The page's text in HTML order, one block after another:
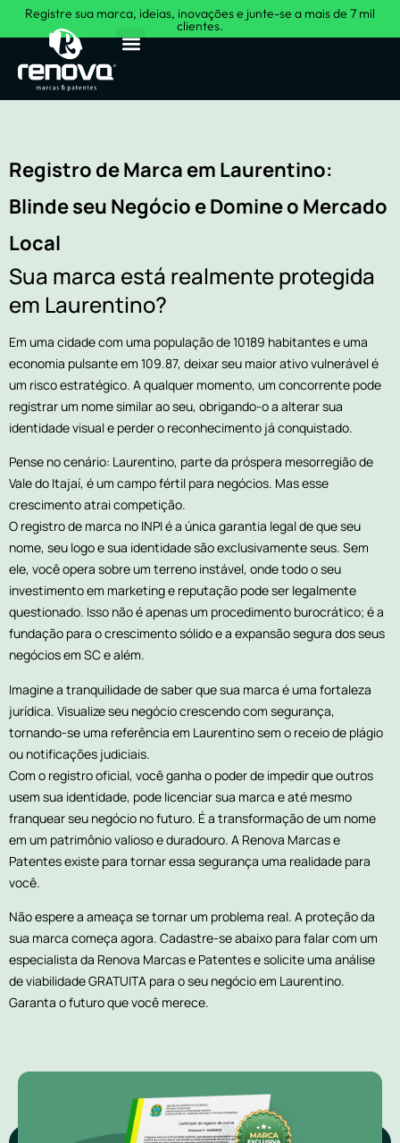
Registre sua marca, ideias, inovações e junte-se a mais de 7 mil
clientes.
Registro de Marca em Laurentino:
Blinde seu Negócio e Domine o Mercado
Local
Sua marca está realmente protegida
em Laurentino?
Em uma cidade com uma população de 10189 habitantes e uma
economia pulsante em 109.87, deixar seu maior ativo vulnerável é
um risco estratégico. A qualquer momento, um concorrente pode
registrar um nome similar ao seu, obrigando-o a alterar sua
identidade visual e perder o reconhecimento já conquistado.
Pense no cenário: Laurentino, parte da próspera mesorregião de
Vale do Itajaí, é um campo fértil para negócios. Mas esse
crescimento atrai competição.
O registro de marca no INPI é a única garantia legal de que seu
nome, seu logo e sua identidade são exclusivamente seus. Sem
ele, você opera sobre um terreno instável, onde todo o seu
investimento em marketing e reputação pode ser legalmente
questionado. Isso não é apenas um procedimento burocrático; é a
fundação para o crescimento sólido e a expansão segura dos seus
negócios em SC e além.
Imagine a tranquilidade de saber que sua marca é uma fortaleza
jurídica. Visualize seu negócio crescendo com segurança,
tornando-se uma referência em Laurentino sem o receio de plágio
ou notificações judiciais.
Com o registro oficial, você ganha o poder de impedir que outros
usem sua identidade, pode licenciar sua marca e até mesmo
franquear seu negócio no futuro. É a transformação de um nome
em um patrimônio valioso e duradouro. A Renova Marcas e
Patentes existe para tornar essa segurança uma realidade para
você.
Não espere a ameaça se tornar um problema real. A proteção da
sua marca começa agora. Cadastre-se abaixo para falar com um
especialista da Renova Marcas e Patentes e solicite uma análise
de viabilidade GRATUITA para o seu negócio em Laurentino.
Garanta o futuro que você merece.